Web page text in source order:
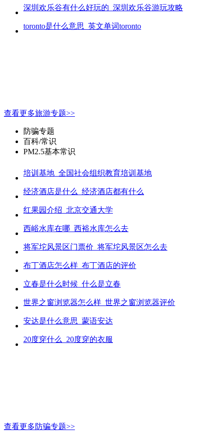
深圳欢乐谷有什么好玩的_深圳欢乐谷游玩攻略
toronto是什么意思_英文单词toronto
查看更多旅游专题>>
防骗专题
百科/常识
PM2.5基本常识
培训基地_全国社会组织教育培训基地
经济酒店是什么_经济酒店都有什么
红果园介绍_北京交通大学
西峪水库在哪_西裕水库怎么去
将军坨风景区门票价_将军坨风景区怎么去
布丁酒店怎么样_布丁酒店的评价
立春是什么时候_什么是立春
世界之窗浏览器怎么样_世界之窗浏览器评价
安达是什么意思_蒙语安达
20度穿什么_20度穿的衣服
查看更多防骗专题>>